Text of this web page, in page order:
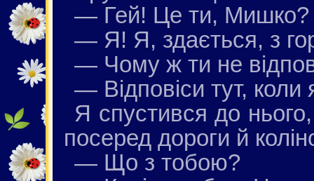
— Гей! Це ти, Мишко?
— Я! Я, здається, з
— Чому ж ти не
— Відповіси тут, коли
Я спустився до
посеред дороги й
— Що з тобою?